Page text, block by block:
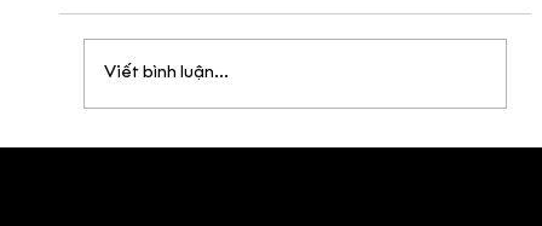
Viết bình luận...